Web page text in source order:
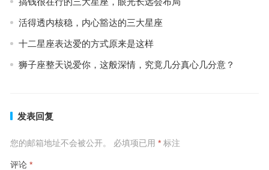
活得透内核稳，内心豁达的三大星座
十二星座表达爱的方式原来是这样
狮子座整天说爱你，这般深情，究竟几分真心几分意？
发表回复
您的邮箱地址不会被公开。 必填项已用 *标注
评论 *